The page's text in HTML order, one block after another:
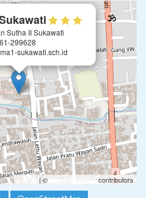
Sutha II Sukawati
299628
sukawati.sch.id
Leaflet | ©OpenStreetMap contributors